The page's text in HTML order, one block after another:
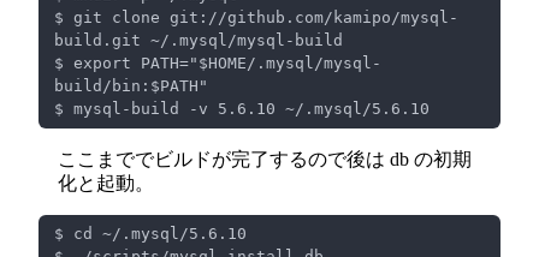
$ git clone git://github.com/kamipo/mysql-
$ export PATH="$HOME/.mysql/mysql-
ここまででビルドが完了するので後は db の初期
化と起動。